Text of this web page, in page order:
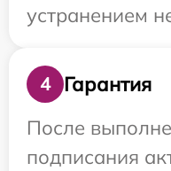
устранением
4
Гарантия
После
подписания